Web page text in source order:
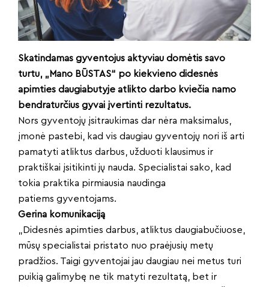
Skatindamas gyventojus aktyviau domėtis savo
turtu, „Mano BŪSTAS“ po kiekvieno didesnės
apimties daugiabutyje atlikto darbo kviečia namo
bendraturčius gyvai įvertinti rezultatus.
Nors gyventojų įsitraukimas dar nėra maksimalus,
įmonė pastebi, kad vis daugiau gyventojų nori iš arti
pamatyti atliktus darbus, užduoti klausimus ir
praktiškai įsitikinti jų nauda. Specialistai sako, kad
tokia praktika pirmiausia naudinga
patiems gyventojams.
Gerina komunikaciją
„Didesnės apimties darbus, atliktus daugiabučiuose,
mūsų specialistai pristato nuo praėjusių metų
pradžios. Taigi gyventojai jau daugiau nei metus turi
puikią galimybę ne tik matyti rezultatą, bet ir